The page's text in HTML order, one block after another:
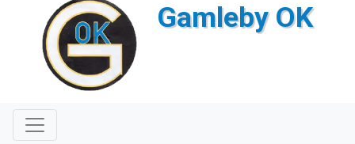
Gamleby OK